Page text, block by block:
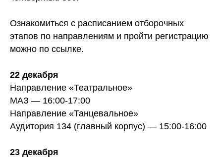
Ознакомиться с расписанием отборочных
этапов по направлениям и пройти регистрацию
можно по ссылке.
22 декабря
Направление «Театральное»
МАЗ — 16:00-17:00
Направление «Танцевальное»
Аудитория 134 (главный корпус) — 15:00-16:00
23 декабря